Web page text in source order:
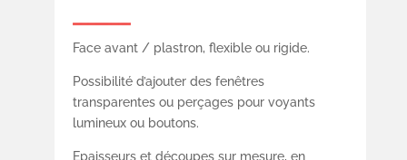
Face avant / plastron, flexible ou rigide.
Possibilité d’ajouter des fenêtres
transparentes ou perçages pour voyants
lumineux ou boutons.
Epaisseurs et découpes sur mesure, en